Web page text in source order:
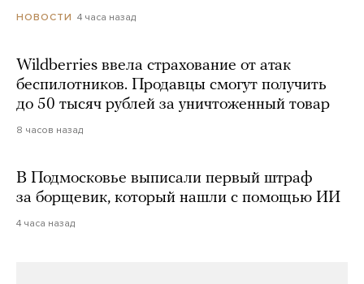
НОВОСТИ 4 часа назад
Wildberries ввела страхование от атак
беспилотников. Продавцы смогут получить
до 50 тысяч рублей за уничтоженный товар
8 часов назад
В Подмосковье выписали первый штраф
за борщевик, который нашли с помощью ИИ
4 часа назад